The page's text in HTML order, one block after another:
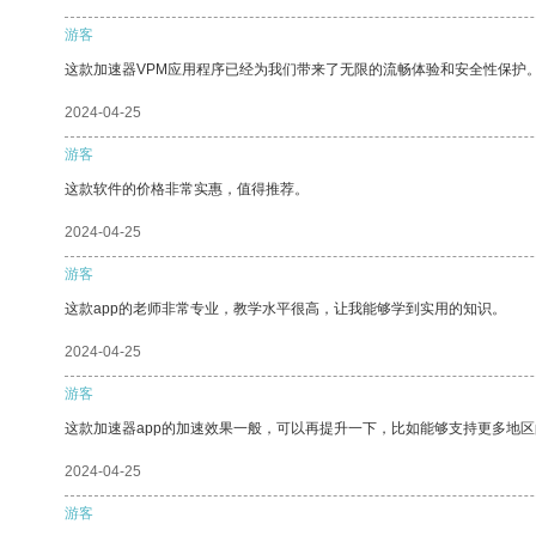
游客
这款加速器VPM应用程序已经为我们带来了无限的流畅体验和安全性保护。
2024-04-25
游客
这款软件的价格非常实惠，值得推荐。
2024-04-25
游客
这款app的老师非常专业，教学水平很高，让我能够学到实用的知识。
2024-04-25
游客
这款加速器app的加速效果一般，可以再提升一下，比如能够支持更多地区
2024-04-25
游客